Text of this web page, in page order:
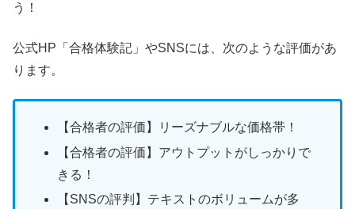
う！
公式HP「合格体験記」やSNSには、次のような評価があ
ります。
【合格者の評価】リーズナブルな価格帯！
【合格者の評価】アウトプットがしっかりで
きる！
【SNSの評判】テキストのボリュームが多